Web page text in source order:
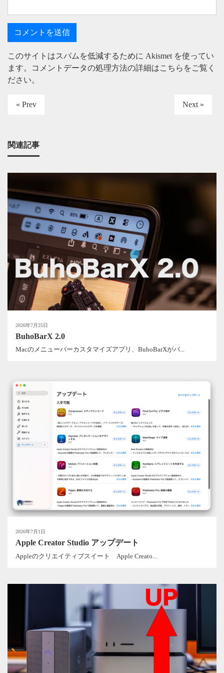
このサイトはスパムを低減するために Akismet を使ってい
ます。
コメントデータの処理方法の詳細はこちらをご覧く
ださい。
« Prev Next »
関連記事
2026年7月25日
BuhoBarX 2.0
Macのメニューバーカスタマイズアプリ、BuhoBarXがバ...
2026年7月1日
Apple Creator Studio アップデート
Appleのクリエイティブスイート Apple Creato...